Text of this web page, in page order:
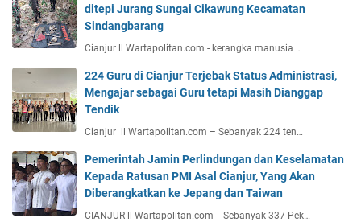
ditepi Jurang Sungai Cikawung Kecamatan
Sindangbarang
Cianjur ll Wartapolitan.com - kerangka manusia …
224 Guru di Cianjur Terjebak Status Administrasi,
Mengajar sebagai Guru tetapi Masih Dianggap
Tendik
Cianjur ll Wartapolitan.com – Sebanyak 224 ten…
Pemerintah Jamin Perlindungan dan Keselamatan
Kepada Ratusan PMI Asal Cianjur, Yang Akan
Diberangkatkan ke Jepang dan Taiwan
CIANJUR ll Wartapolitan.com - Sebanyak 337 Pek…